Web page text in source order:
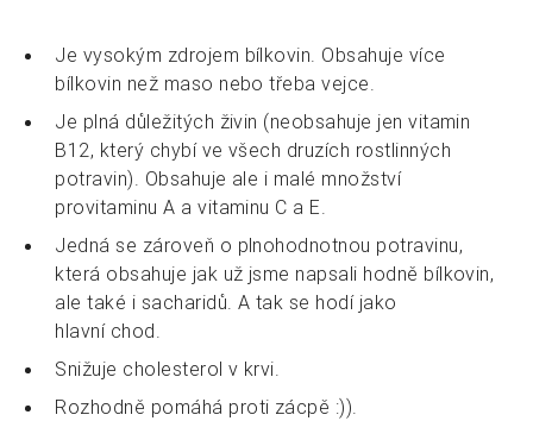
Je vysokým zdrojem bílkovin. Obsahuje více
bílkovin než maso nebo třeba vejce.
Je plná důležitých živin (neobsahuje jen vitamin
B12, který chybí ve všech druzích rostlinných
potravin). Obsahuje ale i malé množství
provitaminu A a vitaminu C a E.
Jedná se zároveň o plnohodnotnou potravinu,
která obsahuje jak už jsme napsali hodně bílkovin,
ale také i sacharidů. A tak se hodí jako
hlavní chod.
Snižuje cholesterol v krvi.
Rozhodně pomáhá proti zácpě :)).